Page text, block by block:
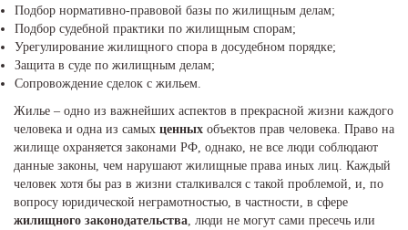
Подбор нормативно-правовой базы по жилищным делам;
Подбор судебной практики по жилищным спорам;
Урегулирование жилищного спора в досудебном порядке;
Защита в суде по жилищным делам;
Сопровождение сделок с жильем.
Жилье – одно из важнейших аспектов в прекрасной жизни каждого
человека и одна из самых ценных объектов прав человека. Право на
жилище охраняется законами РФ, однако, не все люди соблюдают
данные законы, чем нарушают жилищные права иных лиц. Каждый
человек хотя бы раз в жизни сталкивался с такой проблемой, и, по
вопросу юридической неграмотностью, в частности, в сфере
жилищного законодательства , люди не могут сами пресечь или